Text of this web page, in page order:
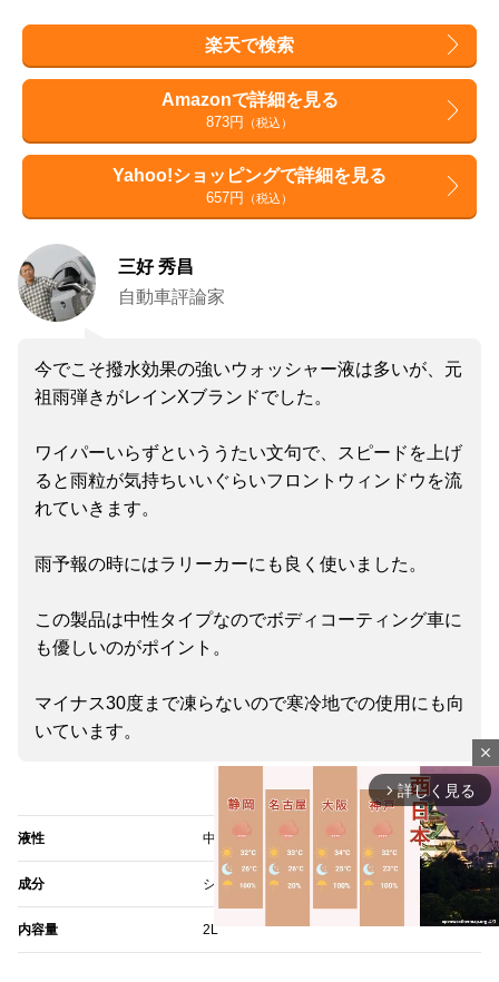
楽天で検索
Amazonで詳細を見る
873円 （税込）
Yahoo!ショッピングで詳細を見る
657円 （税込）
三好 秀昌
自動車評論家
今でこそ撥水効果の強いウォッシャー液は多いが、元
祖雨弾きがレインXブランドでした。
ワイパーいらずといううたい文句で、スピードを上げ
ると雨粒が気持ちいいぐらいフロントウィンドウを流
れていきます。
雨予報の時にはラリーカーにも良く使いました。
この製品は中性タイプなのでボディコーティング車に
も優しいのがポイント。
マイナス30度まで凍らないので寒冷地での使用にも向
いています。
液性 中性
成分 シリコーン、界面活性剤、メタノール
内容量 2L
close
arrow_forward_ios 詳しく見る